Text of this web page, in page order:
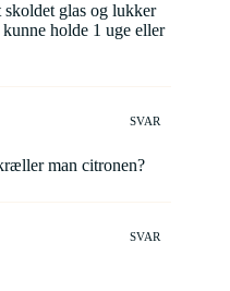
glas og lukker
holde 1 uge eller
SVAR
man citronen?
SVAR